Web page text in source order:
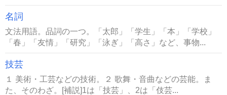
名詞
文法用語。品詞の一つ。「太郎」「学生」「本」「学校」
「春」「友情」「研究」「泳ぎ」「高さ」など、事物...
技芸
１ 美術・工芸などの技術。２ 歌舞・音曲などの芸能。ま
た、そのわざ。[補説]1は「技芸」、2は「伎芸...